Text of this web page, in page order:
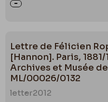
Lettre de Félicien
[Hannon]. Paris,
Archives et Musée
ML/00026/0132
letter2012